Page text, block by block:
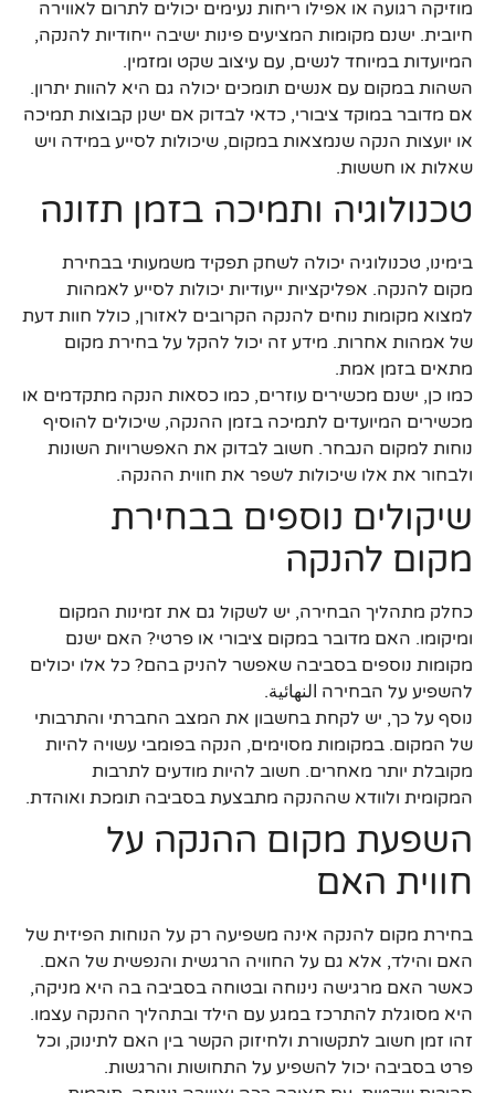
מוזיקה רגועה או אפילו ריחות נעימים יכולים לתרום לאווירה
חיובית. ישנם מקומות המציעים פינות ישיבה ייחודיות להנקה,
המיועדות במיוחד לנשים, עם עיצוב שקט ומזמין.
השהות במקום עם אנשים תומכים יכולה גם היא להוות יתרון.
אם מדובר במוקד ציבורי, כדאי לבדוק אם ישנן קבוצות תמיכה
או יועצות הנקה שנמצאות במקום, שיכולות לסייע במידה ויש
שאלות או חששות.
טכנולוגיה ותמיכה בזמן תזונה
בימינו, טכנולוגיה יכולה לשחק תפקיד משמעותי בבחירת
מקום להנקה. אפליקציות ייעודיות יכולות לסייע לאמהות
למצוא מקומות נוחים להנקה הקרובים לאזורן, כולל חוות דעת
של אמהות אחרות. מידע זה יכול להקל על בחירת מקום
מתאים בזמן אמת.
כמו כן, ישנם מכשירים עוזרים, כמו כסאות הנקה מתקדמים או
מכשירים המיועדים לתמיכה בזמן ההנקה, שיכולים להוסיף
נוחות למקום הנבחר. חשוב לבדוק את האפשרויות השונות
ולבחור את אלו שיכולות לשפר את חווית ההנקה.
שיקולים נוספים בבחירת
מקום להנקה
כחלק מתהליך הבחירה, יש לשקול גם את זמינות המקום
ומיקומו. האם מדובר במקום ציבורי או פרטי? האם ישנם
מקומות נוספים בסביבה שאפשר להניק בהם? כל אלו יכולים
להשפיע על הבחירה النهائية.
נוסף על כך, יש לקחת בחשבון את המצב החברתי והתרבותי
של המקום. במקומות מסוימים, הנקה בפומבי עשויה להיות
מקובלת יותר מאחרים. חשוב להיות מודעים לתרבות
המקומית ולוודא שההנקה מתבצעת בסביבה תומכת ואוהדת.
השפעת מקום ההנקה על
חווית האם
בחירת מקום להנקה אינה משפיעה רק על הנוחות הפיזית של
האם והילד, אלא גם על החוויה הרגשית והנפשית של האם.
כאשר האם מרגישה נינוחה ובטוחה בסביבה בה היא מניקה,
היא מסוגלת להתרכז במגע עם הילד ובתהליך ההנקה עצמו.
זהו זמן חשוב לתקשורת ולחיזוק הקשר בין האם לתינוק, וכל
פרט בסביבה יכול להשפיע על התחושות והרגשות.